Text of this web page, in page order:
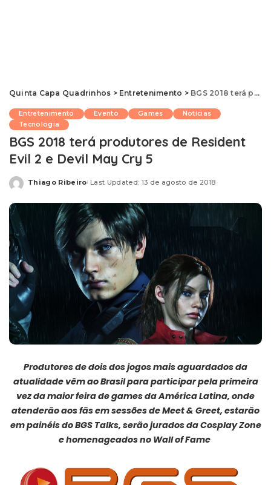
Quinta Capa Quadrinhos > Entretenimento > BGS 2018 terá produtores de Resident Evil 2 e Devil May Cry 5
Entretenimento Evento Games
Notícias
Tecnologia
BGS 2018 terá produtores de Resident
Evil 2 e Devil May Cry 5
Posted
Thiago Ribeiro Last Updated: 13 de agosto de 2018
Produtores de dois dos jogos mais aguardados da
atualidade vêm ao Brasil para participar pela primeira
vez da maior feira de games da América Latina, onde
atenderão aos fãs em sessões de Meet & Greet, estarão
em painéis do BGS Talks, serão jurados da Cosplay Zone
e homenageados no Wall of Fame